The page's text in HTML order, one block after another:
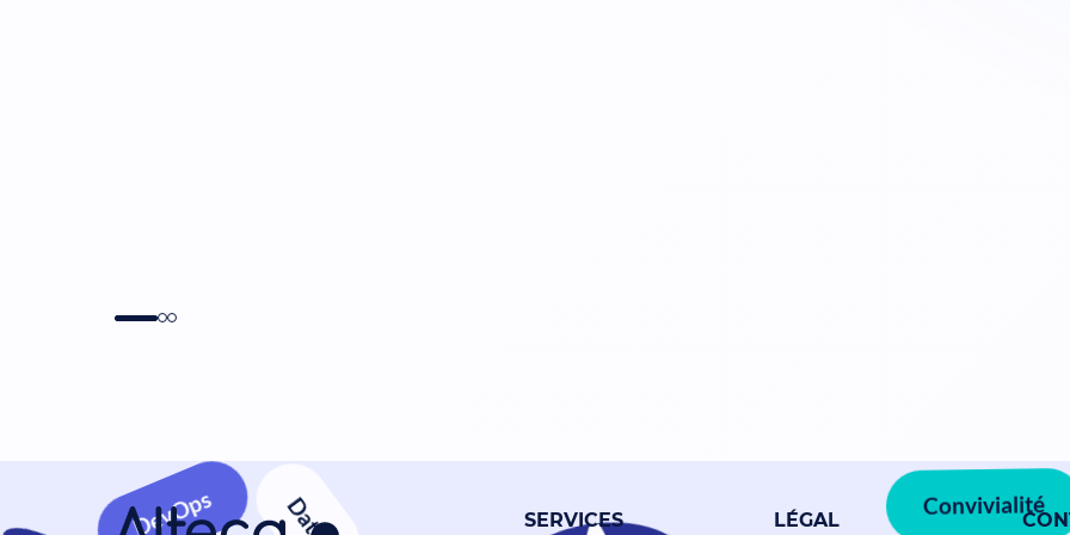
Convivialité
SERVICES LÉGAL